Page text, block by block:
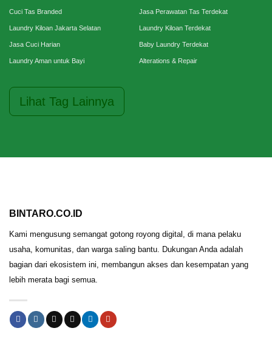
Cuci Tas Branded Jasa Perawatan Tas Terdekat
Laundry Kiloan Jakarta Selatan Laundry Kiloan Terdekat
Jasa Cuci Harian Baby Laundry Terdekat
Laundry Aman untuk Bayi Alterations & Repair
Lihat Tag Lainnya
BINTARO.CO.ID
Kami mengusung semangat gotong royong digital, di mana pelaku
usaha, komunitas, dan warga saling bantu. Dukungan Anda adalah
bagian dari ekosistem ini, membangun akses dan kesempatan yang
lebih merata bagi semua.